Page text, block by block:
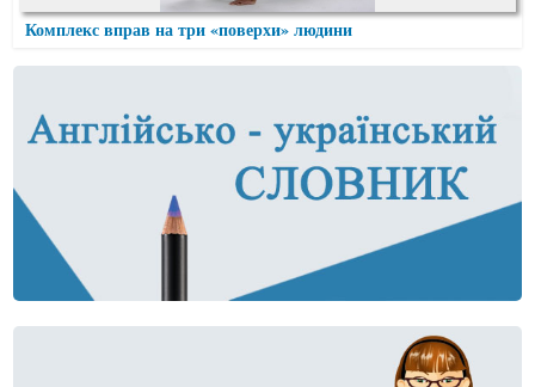
Комплекс вправ на три «поверхи» людини